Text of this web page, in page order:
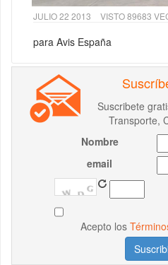
JULIO 22 2013 VISTO 89683
para Avis España
Suscribete
Transporte,
Nombre
email
Acepto los